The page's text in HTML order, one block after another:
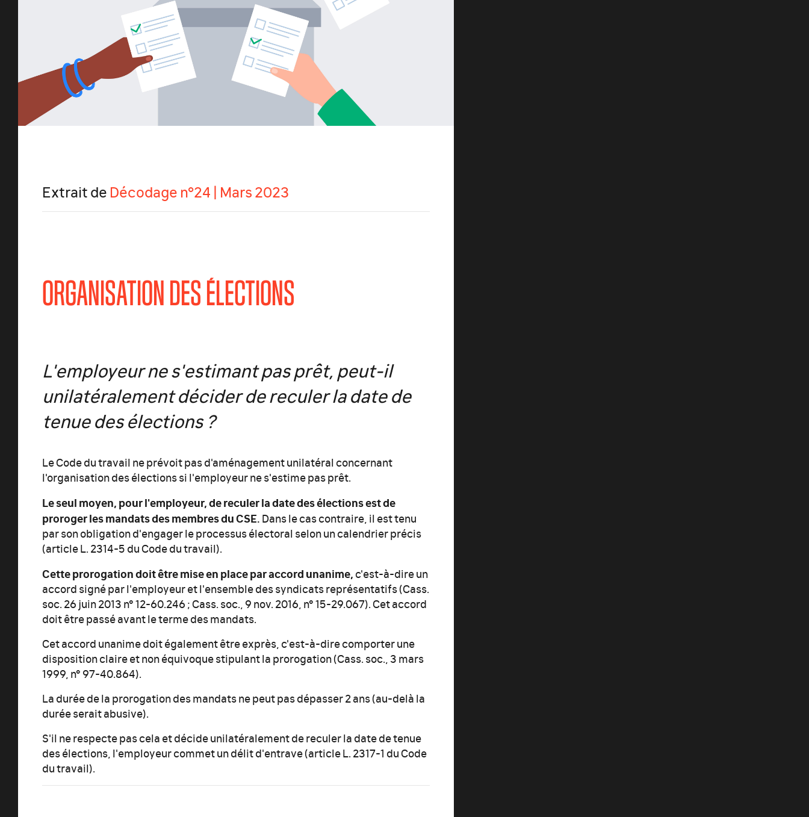
Extrait de Décodage n°24 | Mars 2023
ORGANISATION DES ÉLECTIONS
L'employeur ne s'estimant pas prêt, peut-il
unilatéralement décider de reculer la date de
tenue des élections ?
Le Code du travail ne prévoit pas d'aménagement unilatéral concernant
l'organisation des élections si l'employeur ne s'estime pas prêt.
Le seul moyen, pour l'employeur, de reculer la date des élections est de
proroger les mandats des membres du CSE.Dans le cas contraire, il est tenu
par son obligation d'engager le processus électoral selon un calendrier précis
(article L. 2314-5 du Code du travail).
Cette prorogation doit être mise en place par accord unanime,c'est-à-dire un
accord signé par l'employeur et l'ensemble des syndicats représentatifs (Cass.
soc. 26 juin 2013 n° 12-60.246 ; Cass. soc., 9 nov. 2016, n° 15-29.067). Cet accord
doit être passé avant le terme des mandats.
Cet accord unanime doit également être exprès, c'est-à-dire comporter une
disposition claire et non équivoque stipulant la prorogation (Cass. soc., 3 mars
1999, n° 97-40.864).
La durée de la prorogation des mandats ne peut pas dépasser 2 ans (au-delà la
durée serait abusive).
S'il ne respecte pas cela et décide unilatéralement de reculer la date de tenue
des élections, l'employeur commet un délit d'entrave (article L. 2317-1 du Code
du travail).